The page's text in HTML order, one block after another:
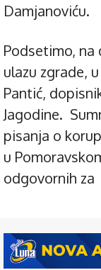
Damjanoviću.
Podsetimo, na
ulazu zgrade,
Pantić,
Jagodine.
pisanja o
u
odgovornih